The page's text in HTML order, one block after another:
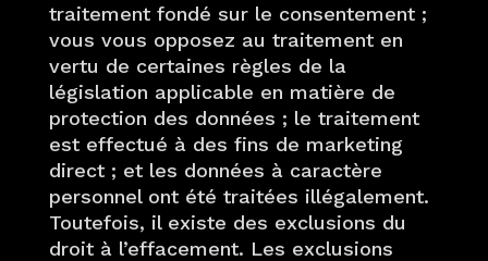
traitement fondé sur le consentement ;
vous vous opposez au traitement en
vertu de certaines règles de la
législation applicable en matière de
protection des données ; le traitement
est effectué à des fins de marketing
direct ; et les données à caractère
personnel ont été traitées illégalement.
Toutefois, il existe des exclusions du
droit à l’effacement. Les exclusions